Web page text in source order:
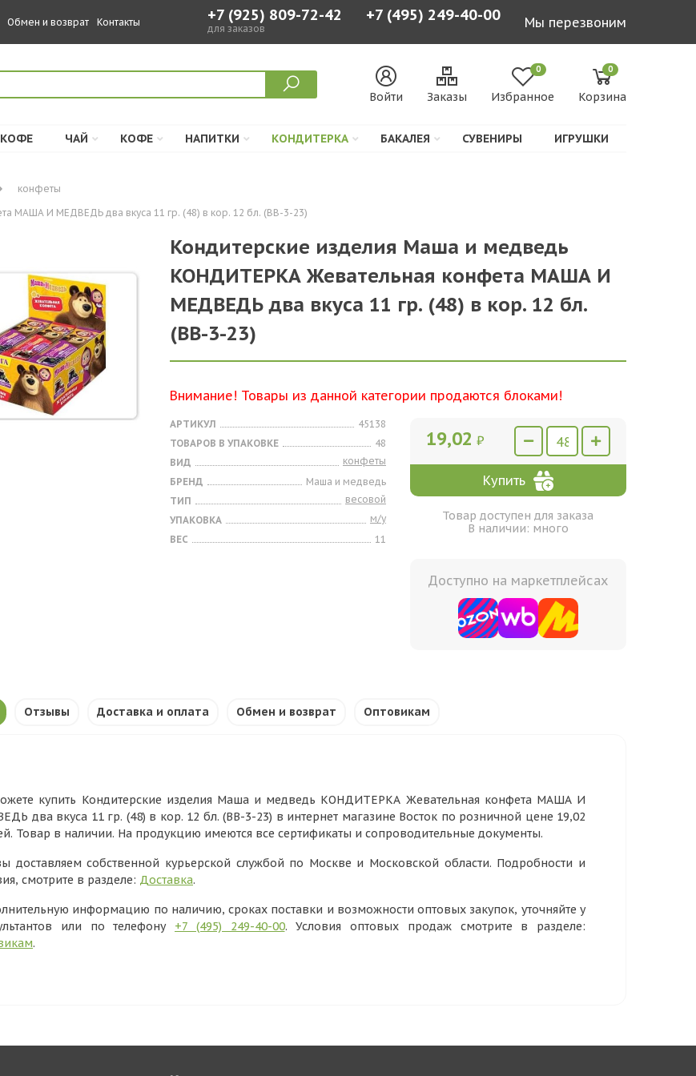
Обмен и возврат Контакты +7 (925) 809-72-42
для заказов
+7 (495) 249-40-00 Мы перезвоним
Войти Заказы
0
Избранное
0
Корзина
ЧАЙ КОФЕ НАПИТКИ КОНДИТЕРКА БАКАЛЕЯ СУВЕНИРЫ ИГРУШКИ
конфеты
МАША И МЕДВЕДЬ два вкуса 11 гр. (48) в кор. 12 бл. (BB-3-23)
Кондитерские изделия Маша и медведь
КОНДИТЕРКА Жевательная конфета МАША И
МЕДВЕДЬ два вкуса 11 гр. (48) в кор. 12 бл.
(BB-3-23)
Внимание! Товары из данной категории продаются блоками!
АРТИКУЛ
45138
ТОВАРОВ В УПАКОВКЕ
48
ВИД
конфеты
БРЕНД
Маша и медведь
ТИП
весовой
УПАКОВКА
м/у
ВЕС
11
19,02 ₽
Купить
Товар доступен для заказа
В наличии: много
Доступно на маркетплейсах
Отзывы Доставка и оплата Обмен и возврат Оптовикам
купить Кондитерские изделия Маша и медведь КОНДИТЕРКА Жевательная конфета МАША И
два вкуса 11 гр. (48) в кор. 12 бл. (BB-3-23) в интернет магазине Восток по розничной цене 19,02
Товар в наличии. На продукцию имеются все сертификаты и сопроводительные документы.
доставляем собственной курьерской службой по Москве и Московской области. Подробности и
смотрите в разделе: Доставка.
информацию по наличию, сроках поставки и возможности оптовых закупок, уточняйте у
или по телефону +7 (495) 249-40-00. Условия оптовых продаж смотрите в разделе:
.